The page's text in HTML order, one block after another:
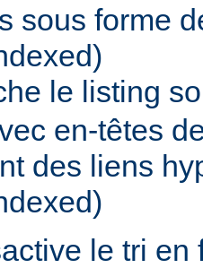
sous forme
le listing
en-têtes
des liens
le tri en